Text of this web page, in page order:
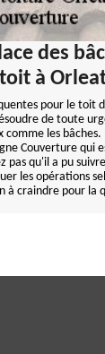
des
à
pour le toit
de toute
comme les
Couverture qui
pas qu'il a pu
les opérations
à craindre pour la